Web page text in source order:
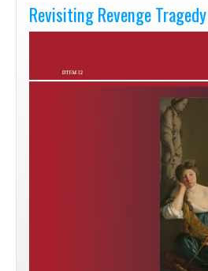
Revisiting Revenge Tragedy